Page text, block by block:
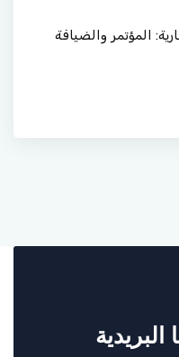
المؤتمر والضيافة